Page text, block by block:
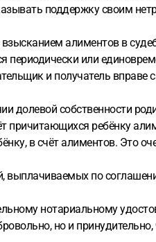
поддержку своим
алиментов в
периодически или
и получатель
собственности
причитающихся ребёнку
в счёт алиментов. Это
выплачиваемых по
нотариальному
но и